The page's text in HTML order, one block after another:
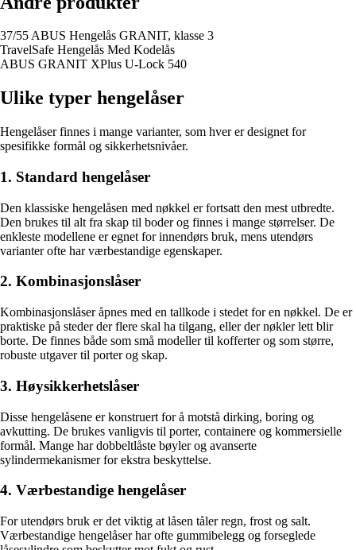
37/55 ABUS Hengelås GRANIT, klasse 3
TravelSafe Hengelås Med Kodelås
ABUS GRANIT XPlus U-Lock 540
Ulike typer hengelåser
Hengelåser finnes i mange varianter, som hver er designet for
spesifikke formål og sikkerhetsnivåer.
1. Standard hengelåser
Den klassiske hengelåsen med nøkkel er fortsatt den mest utbredte.
Den brukes til alt fra skap til boder og finnes i mange størrelser. De
enkleste modellene er egnet for innendørs bruk, mens utendørs
varianter ofte har værbestandige egenskaper.
2. Kombinasjonslåser
Kombinasjonslåser åpnes med en tallkode i stedet for en nøkkel. De er
praktiske på steder der flere skal ha tilgang, eller der nøkler lett blir
borte. De finnes både som små modeller til kofferter og som større,
robuste utgaver til porter og skap.
3. Høysikkerhetslåser
Disse hengelåsene er konstruert for å motstå dirking, boring og
avkutting. De brukes vanligvis til porter, containere og kommersielle
formål. Mange har dobbeltlåste bøyler og avanserte
sylindermekanismer for ekstra beskyttelse.
4. Værbestandige hengelåser
For utendørs bruk er det viktig at låsen tåler regn, frost og salt.
Værbestandige hengelåser har ofte gummibelegg og forseglede